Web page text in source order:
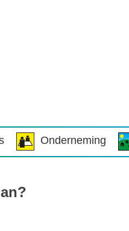
Onderneming